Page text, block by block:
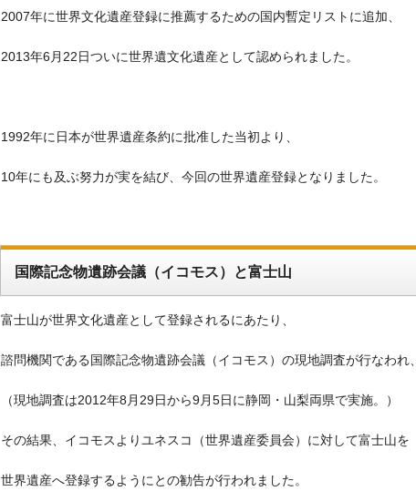
2007年に世界文化遺産登録に推薦するための国内暫定リストに追加、
2013年6月22日ついに世界遺文化遺産として認められました。
1992年に日本が世界遺産条約に批准した当初より、
10年にも及ぶ努力が実を結び、今回の世界遺産登録となりました。
国際記念物遺跡会議（イコモス）と富士山
富士山が世界文化遺産として登録されるにあたり、
諮問機関である国際記念物遺跡会議（イコモス）の現地調査が行なわれ、
（現地調査は2012年8月29日から9月5日に静岡・山梨両県で実施。）
その結果、イコモスよりユネスコ（世界遺産委員会）に対して富士山を
世界遺産へ登録するようにとの勧告が行われました。